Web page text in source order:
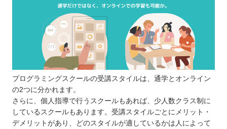
プログラミングスクールの受講スタイルは、通学とオンライン
の2つに分かれます。
さらに、個人指導で行うスクールもあれば、少人数クラス制に
しているスクールもあります。受講スタイルごとにメリット・
デメリットがあり、どのスタイルが適しているかは人によって